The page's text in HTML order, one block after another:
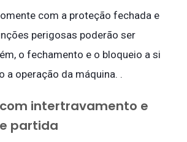
com a proteção fechada e
perigosas poderão ser
o fechamento e o bloqueio a si
a operação da máquina. .
intertravamento e
partida